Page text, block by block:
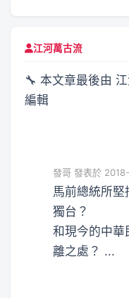
江河萬古流
🔧 本文章最後由
編輯
發哥 發表於
馬前總統所堅
獨台？
和現今的中華
離之處？ ...